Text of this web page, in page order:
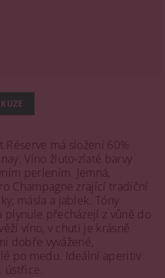
má složení 60%
Víno žluto-zlaté barvy
perlením. Jemná,
Champagne zrající tradiční
másla a jablek. Tóny
plynule přecházejí z vůně do
víno, v chuti je krásně
dobře vyvážené,
po medu. Ideální aperitiv